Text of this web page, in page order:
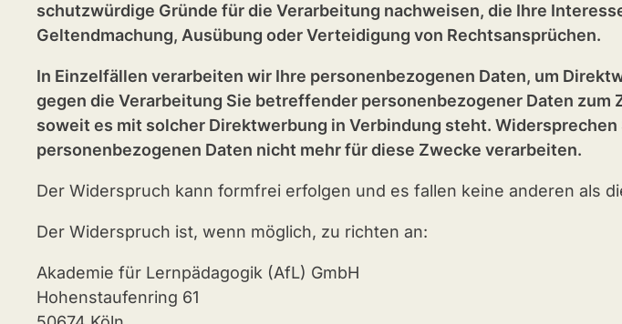
schutzwürdige Gründe für die Verarbeitung nachweisen, die Ihre
Geltendmachung, Ausübung oder Verteidigung von Rechtsansprüchen.
In Einzelfällen verarbeiten wir Ihre personenbezogenen Daten, um
gegen die Verarbeitung Sie betreffender personenbezogener Daten
soweit es mit solcher Direktwerbung in Verbindung steht.
personenbezogenen Daten nicht mehr für diese Zwecke verarbeiten.
Der Widerspruch kann formfrei erfolgen und es fallen keine anderen als
Der Widerspruch ist, wenn möglich, zu richten an:
Akademie für Lernpädagogik (AfL) GmbH
Hohenstaufenring 61